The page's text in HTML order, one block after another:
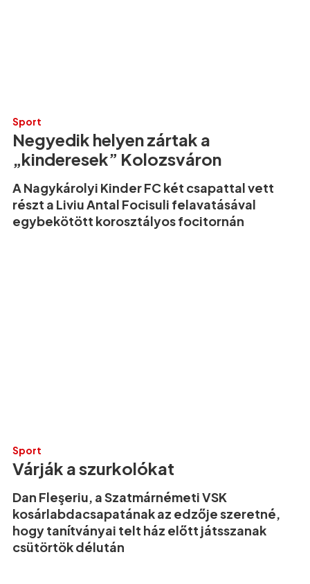
Sport
Negyedik helyen zártak a
„kinderesek” Kolozsváron
A Nagykárolyi Kinder FC két csapattal vett
részt a Liviu Antal Focisuli felavatásával
egybekötött korosztályos focitornán
Sport
Várják a szurkolókat
Dan Fleşeriu, a Szatmárnémeti VSK
kosárlabdacsapatának az edzője szeretné,
hogy tanítványai telt ház előtt játsszanak
csütörtök délután